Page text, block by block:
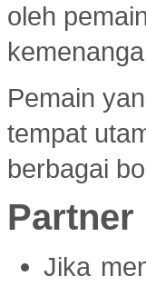
oleh
Pemain
tempat
berbagai
Partner
Jika